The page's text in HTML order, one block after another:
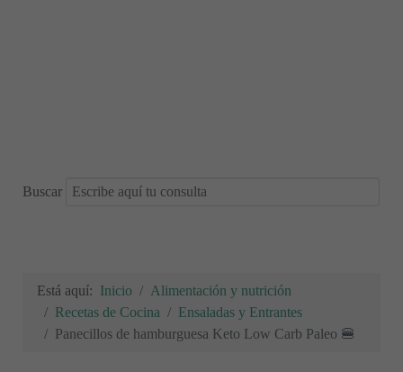
Buscar
Está aquí: Inicio
Alimentación y nutrición
Recetas de Cocina
Ensaladas y Entrantes
Panecillos de hamburguesa Keto Low Carb Paleo 🍔